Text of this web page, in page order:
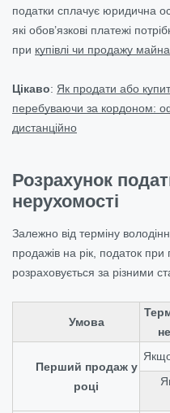
податки сплачує юридична
які обов’язкові платежі
при купівлі чи продажу майна
Цікаво: Як продати або
перебуваючи за кордоном:
дистанційно
Розрахунок
нерухомості
Залежно від терміну
продажів на рік, податок при
розраховується за різними
Умова
Перший продаж у
році